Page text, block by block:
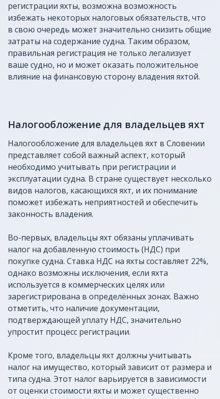
регистрации яхты, возможна возможность
избежать некоторых налоговых обязательств, что
в свою очередь может значительно снизить общие
затраты на содержание судна. Таким образом,
правильная регистрация не только легализует
ваше судно, но и может оказать положительное
влияние на финансовую сторону владения яхтой.
Налогообложение для владельцев яхт
Налогообложение для владельцев яхт в Словении
представляет собой важный аспект, который
необходимо учитывать при регистрации и
эксплуатации судна. В стране существует несколько
видов налогов, касающихся яхт, и их понимание
поможет избежать неприятностей и обеспечить
законность владения.
Во-первых, владельцы яхт обязаны уплачивать
налог на добавленную стоимость (НДС) при
покупке судна. Ставка НДС на яхты составляет 22%,
однако возможны исключения, если яхта
используется в коммерческих целях или
зарегистрирована в определённых зонах. Важно
отметить, что наличие документации,
подтверждающей уплату НДС, значительно
упростит процесс регистрации.
Кроме того, владельцы яхт должны учитывать
налог на имущество, который зависит от размера и
типа судна. Этот налог варьируется в зависимости
от оценки стоимости яхты и может существенно